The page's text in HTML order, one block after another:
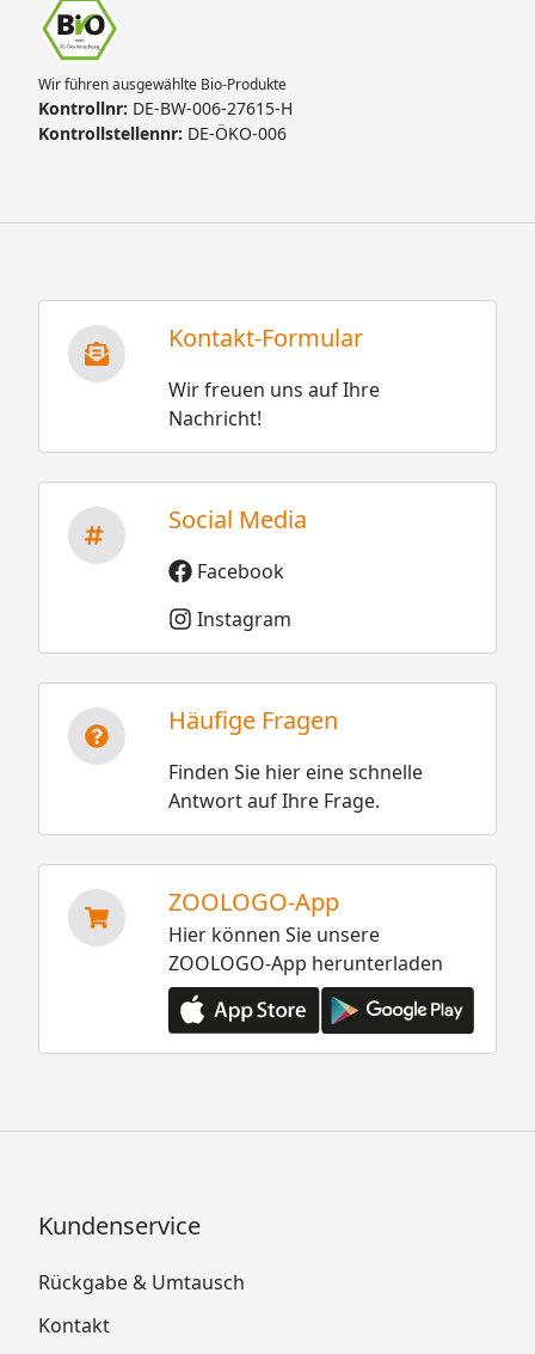
Wir führen ausgewählte Bio-Produkte
Kontrollnr: DE-BW-006-27615-H
Kontrollstellennr: DE-ÖKO-006
Kontakt-Formular
Wir freuen uns auf Ihre
Nachricht!
Social Media
Facebook
Instagram
Häufige Fragen
Finden Sie hier eine schnelle
Antwort auf Ihre Frage.
ZOOLOGO-App
Hier können Sie unsere
ZOOLOGO-App herunterladen
Kundenservice
Rückgabe & Umtausch
Kontakt